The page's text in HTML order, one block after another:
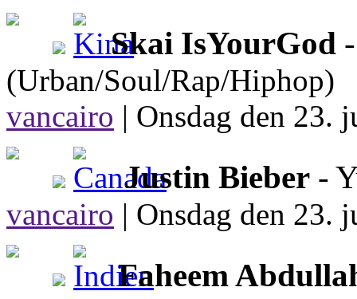
Skai IsYourGod
(Urban/Soul/Rap/Hiphop)
vancairo | Onsdag den 23.
Justin Bieber -
vancairo | Onsdag den 23.
Faheem